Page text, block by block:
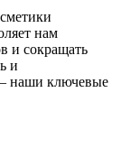
нам
и сокращать
и
наши ключевые